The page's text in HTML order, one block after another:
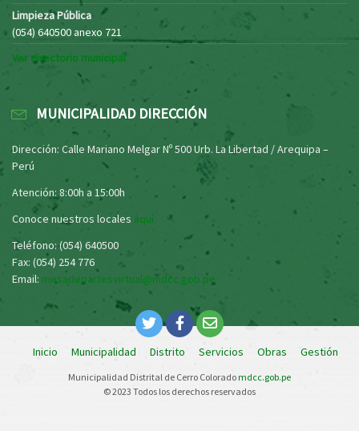
Limpieza Pública
(054) 640500 anexo 721
Ver directorio municipal
MUNICIPALIDAD DIRECCIÓN
Dirección: Calle Mariano Melgar Nº 500 Urb. La Libertad / Arequipa –
Perú
Atención: 8:00h a 15:00h
Conoce nuestros locales aquí
Teléfono: (054) 640500
Fax: (054) 254 776
Email: mesadepartesvirtual@mdcc.gob.pe
Inicio Municipalidad Distrito Servicios Obras Gestión
Municipalidad Distrital de Cerro Coloradomdcc.gob.pe
© 2023 Todos los derechos reservados